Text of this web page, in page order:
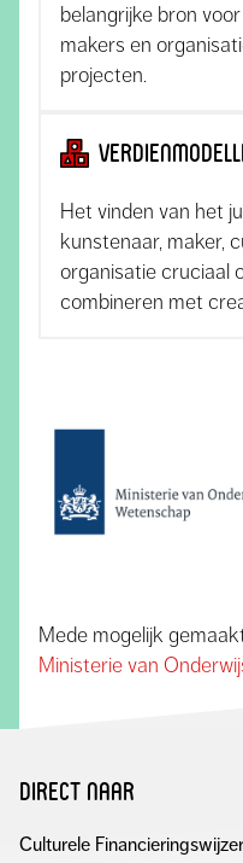
belangrijke bron
makers en
projecten.
Het vinden van het
kunstenaar, maker,
organisatie cruciaal
combineren met
Mede mogelijk
Ministerie van
direct naar
Culturele Financieringswijzer